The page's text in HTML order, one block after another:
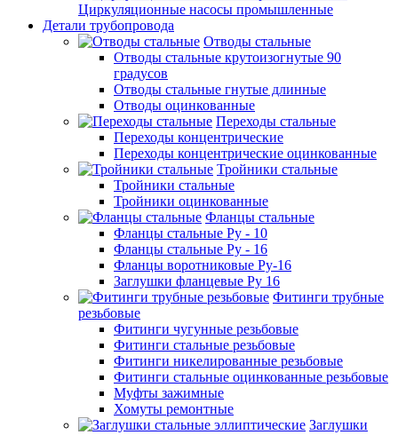
Циркуляционные насосы промышленные
Детали трубопровода
Отводы стальные
Отводы стальные крутоизогнутые 90
градусов
Отводы стальные гнутые длинные
Отводы оцинкованные
Переходы стальные
Переходы концентрические
Переходы концентрические оцинкованные
Тройники стальные
Тройники стальные
Тройники оцинкованные
Фланцы стальные
Фланцы стальные Ру - 10
Фланцы стальные Ру - 16
Фланцы воротниковые Ру-16
Заглушки фланцевые Ру 16
Фитинги трубные
резьбовые
Фитинги чугунные резьбовые
Фитинги стальные резьбовые
Фитинги никелированные резьбовые
Фитинги стальные оцинкованные резьбовые
Муфты зажимные
Хомуты ремонтные
Заглушки